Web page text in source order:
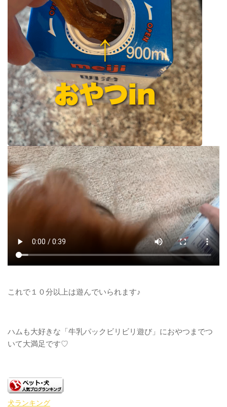
これで１０分以上は遊んでいられます♪
ハムも大好きな「牛乳パックビリビリ遊び」におやつまでつ
いて大満足です♡
犬ランキング